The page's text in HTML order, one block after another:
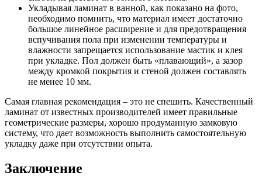
Укладывая ламинат в ванной, как показано на фото,
необходимо помнить, что материал имеет достаточно
большое линейное расширение и для предотвращения
вспучивания пола при изменении температуры и
влажности запрещается использование мастик и клея
при укладке. Пол должен быть «плавающий», а зазор
между кромкой покрытия и стеной должен составлять
не менее 10 мм.
Самая главная рекомендация – это не спешить. Качественный
ламинат от известных производителей имеет правильные
геометрические размеры, хорошо продуманную замковую
систему, что дает возможность выполнить самостоятельную
укладку даже при отсутствии опыта.
Заключение